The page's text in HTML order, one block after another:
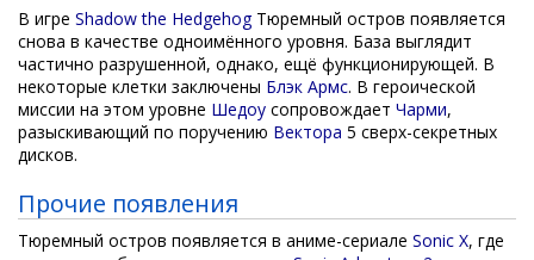
В игре Shadow the HedgehogТюремный остров появляется
снова в качестве одноимённого уровня. База выглядит
частично разрушенной, однако, ещё функционирующей. В
некоторые клетки заключены Блэк Армс. В героической
миссии на этом уровне Шедоу сопровождает Чарми,
разыскивающий по поручению Вектора 5 сверх-секретных
дисков.
Прочие появления
Тюремный остров появляется в аниме-сериале Sonic X, где